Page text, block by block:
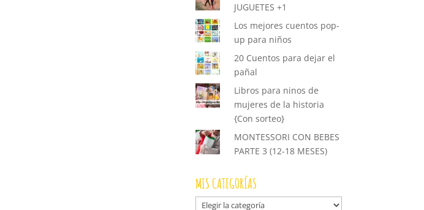
JUGUETES +1
Los mejores cuentos pop-
up para niños
20 Cuentos para dejar el
pañal
Libros para ninos de
mujeres de la historia
{Con sorteo}
MONTESSORI CON BEBES
PARTE 3 (12-18 MESES)
MIS CATEGORÍAS
Mis